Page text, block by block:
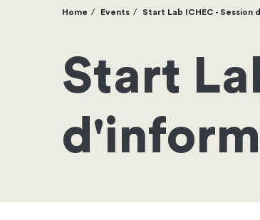
Breadcrumb
Home Events Start Lab ICHEC - Session
Start